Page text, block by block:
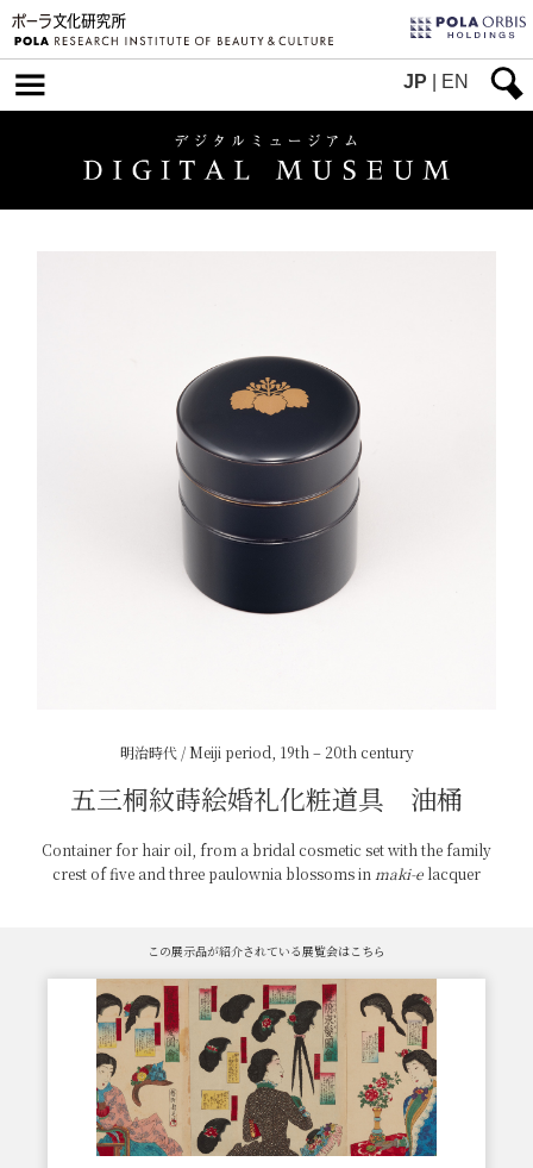
JP EN
明治時代 / Meiji period, 19th – 20th century
五三桐紋蒔絵婚礼化粧道具 油桶
Container for hair oil, from a bridal cosmetic set with the family
crest of five and three paulownia blossoms in maki-e lacquer
この展示品が紹介されている展覧会はこちら